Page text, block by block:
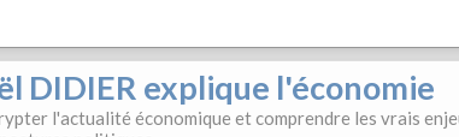
DIDIER explique l'économie
l'actualité économique et comprendre les vrais